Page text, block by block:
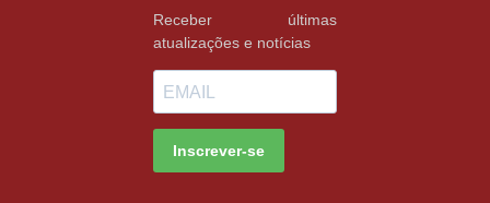
Receber últimas
atualizações e notícias
Inscrever-se